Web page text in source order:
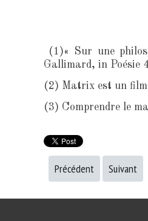
(1)« Sur une
Gallimard, in Poésie
(2) Matrix est un
(3) Comprendre le
Précédent Suivant